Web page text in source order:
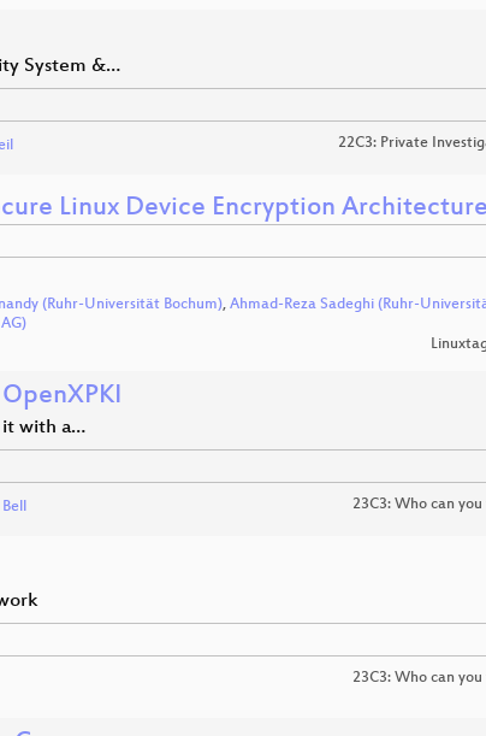
System &…
22C3: Private
Linux Device Encryption Architecture
(Ruhr-Universität Bochum), Ahmad-Reza Sadeghi (Ruhr-
it with a…
23C3: Who can
23C3: Who can